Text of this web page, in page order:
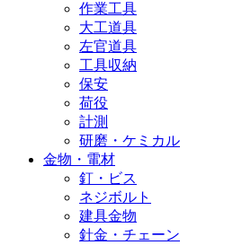
作業工具
大工道具
左官道具
工具収納
保安
荷役
計測
研磨・ケミカル
金物・電材
釘・ビス
ネジボルト
建具金物
針金・チェーン